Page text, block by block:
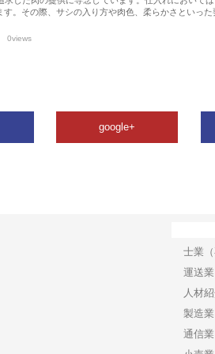
。その際、サシの入り方や肉色、柔らかさといった
0views
google+
士業（
運送業
人材
製造業
通信業